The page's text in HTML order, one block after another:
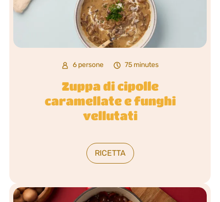
6 persone 75 minutes
Zuppa di cipolle
caramellate e funghi
vellutati
RICETTA